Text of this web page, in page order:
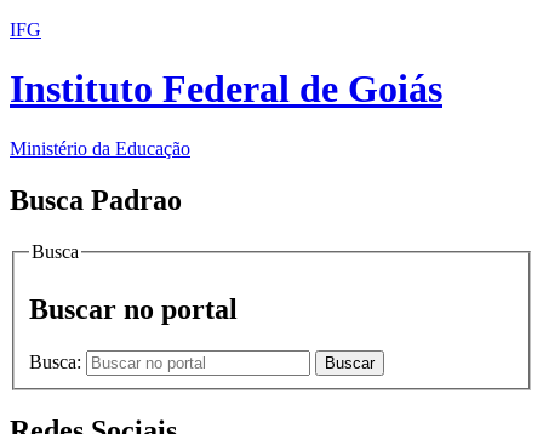
IFG
Instituto Federal de Goiás
Ministério da Educação
Busca Padrao
Busca
Buscar no portal
Busca: Buscar